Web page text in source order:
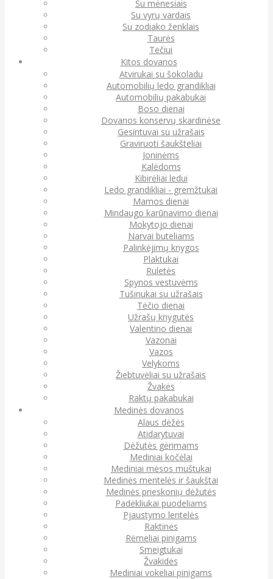
Su mėnesiais
Su vyrų vardais
Su zodiako ženklais
Taurės
Tėčiui
Kitos dovanos
Atvirukai su šokoladu
Automobilių ledo grandikliai
Automobilių pakabukai
Boso dienai
Dovanos konservų skardinėse
Gesintuvai su užrašais
Graviruoti šaukšteliai
Joninėms
Kalėdoms
Kibirėliai ledui
Ledo grandikliai - gremžtukai
Mamos dienai
Mindaugo karūnavimo dienai
Mokytojo dienai
Narvai buteliams
Palinkėjimų knygos
Plaktukai
Ruletės
Spynos vestuvėms
Tušinukai su užrašais
Tėčio dienai
Užrašų knygutės
Valentino dienai
Vazonai
Vazos
Velykoms
Žiebtuvėliai su užrašais
Žvakės
Raktų pakabukai
Medinės dovanos
Alaus dėžės
Atidarytuvai
Dėžutės gėrimams
Mediniai kočėlai
Mediniai mėsos muštukai
Medinės mentelės ir šaukštai
Medinės prieskonių dėžutės
Padėkliukai puodeliams
Pjaustymo lentelės
Raktinės
Rėmeliai pinigams
Smeigtukai
Žvakidės
Mediniai vokeliai pinigams